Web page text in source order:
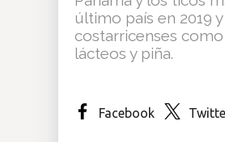
Multimedia
último país en 2019
costarricenses
lácteos y piña.
Facebook